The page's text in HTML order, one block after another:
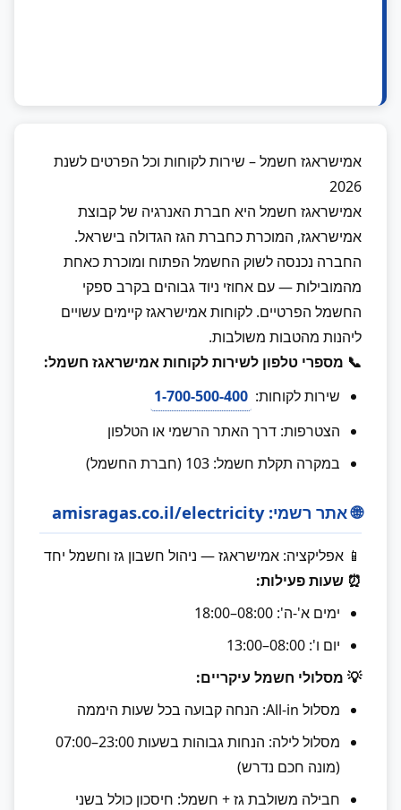
אמישראגז חשמל – שירות לקוחות וכל הפרטים לשנת
2026
אמישראגז חשמל היא חברת האנרגיה של קבוצת
אמישראגז, המוכרת כחברת הגז הגדולה בישראל.
החברה נכנסה לשוק החשמל הפתוח ומוכרת כאחת
מהמובילות — עם אחוזי ניוד גבוהים בקרב ספקי
החשמל הפרטיים. לקוחות אמישראגז קיימים עשויים
ליהנות מהטבות משולבות.
📞 מספרי טלפון לשירות לקוחות אמישראגז חשמל:
שירות לקוחות: 1-700-500-400
הצטרפות: דרך האתר הרשמי או הטלפון
במקרה תקלת חשמל: 103 (חברת החשמל)
🌐 אתר רשמי: amisragas.co.il/electricity
📱 אפליקציה: אמישראגז — ניהול חשבון גז וחשמל יחד
⏰ שעות פעילות:
ימים א'-ה': 08:00–18:00
יום ו': 08:00–13:00
💡 מסלולי חשמל עיקריים:
מסלול All-in: הנחה קבועה בכל שעות היממה
מסלול לילה: הנחות גבוהות בשעות 23:00–07:00
(מונה חכם נדרש)
חבילה משולבת גז + חשמל: חיסכון כולל בשני